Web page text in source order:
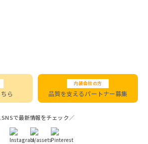
ら
内装会社の方
品質を支えるパートナー募集
SNSで最新情報をチェック／